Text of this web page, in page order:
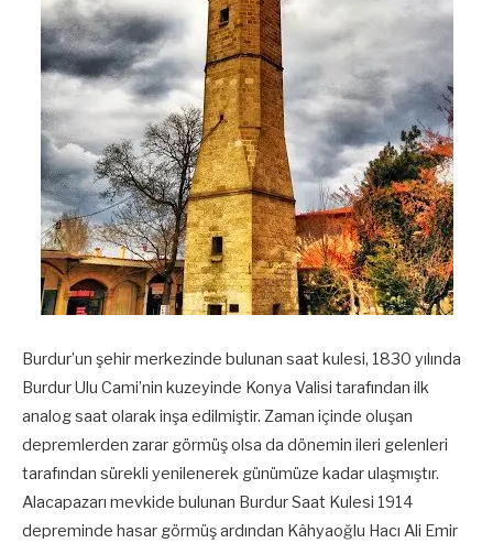
Burdur’un şehir merkezinde bulunan saat kulesi, 1830 yılında
Burdur Ulu Cami’nin kuzeyinde Konya Valisi tarafından ilk
analog saat olarak inşa edilmiştir. Zaman içinde oluşan
depremlerden zarar görmüş olsa da dönemin ileri gelenleri
tarafından sürekli yenilenerek günümüze kadar ulaşmıştır.
Alacapazarı mevkide bulunan Burdur Saat Kulesi 1914
depreminde hasar görmüş ardından Kâhyaoğlu Hacı Ali Emir